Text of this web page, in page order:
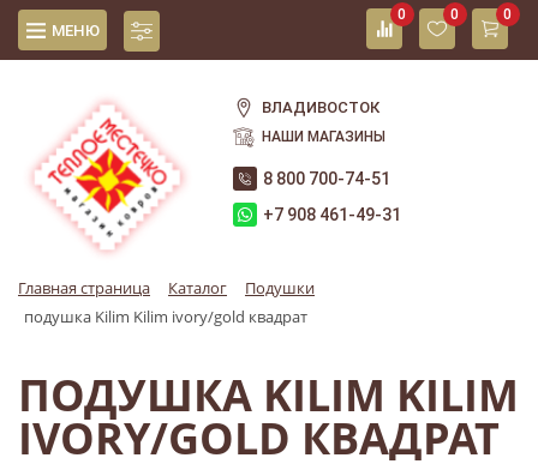
МЕНЮ
0 0 0
ВЛАДИВОСТОК
НАШИ МАГАЗИНЫ
8 800 700-74-51
+7 908 461-49-31
Главная страница Каталог
Подушки
подушка Kilim Kilim ivory/gold квадрат
ПОДУШКА KILIM KILIM
IVORY/GOLD КВАДРАТ